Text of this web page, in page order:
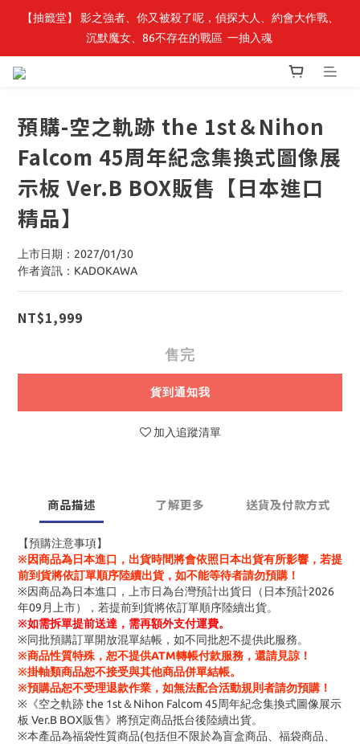
【轉生史萊姆】系列書展🌟系列小說 79 折，滿$389送「完節紀念
明信片組」
【抽籤堂】 影之強者、你又被殺了呢，偵探大人、約會大作戰、
沉默魔女、86不存在的戰區  一抽入魂
【轉生史萊姆】系列書展🌟系列小說 79 折，滿$389送「完節紀念
預購-空之軌跡 the 1st＆Nihon
Falcom 45周年紀念集換式圖像展
示板 Ver.B BOX販售【日本進口
精品】
上市日期：2027/01/30
作者資訊：KADOKAWA
NT$1,999
售完
貨到通知我
加入追蹤清單
商品描述 了解更多 送貨及付款方式
【預購注意事項】
※因商品為日本進口，出貨時間將會依照日本出貨有所影響，若提
前到貨將依訂單順序陸續出貨，如不能等待者請勿預購！
※因商品為日本進口，上市日為台灣預計出貨日（日本預計2026
年09月上市），若提前到貨將依訂單順序陸續出貨。
※如需拆單提前送達，需再額外支付運費。
※同批預購訂單開放混單結帳，如不同批恕不提供此服務。
※商品性質特殊，恕不提供ATM轉帳付款服務，還請見諒！
※掛軸類商品恕不接受與其他商品併單結帳。
※預購品恕不受理退款作業，如無法配合活動規則者請勿預購！
※《空之軌跡 the 1st＆Nihon Falcom 45周年紀念集換式圖像展示
板 Ver.B BOX販售》將預定商品抵台後陸續出貨。
※本產品為福袋性質商品(包括但不限於為盲盒商品、福袋商品、